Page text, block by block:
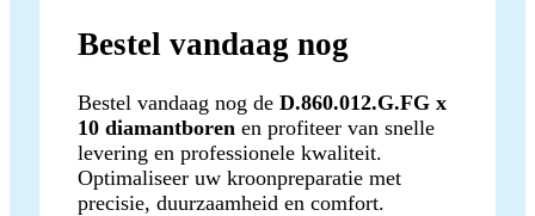
Bestel vandaag nog
Bestel vandaag nog de D.860.012.G.FG x
10 diamantboren en profiteer van snelle
levering en professionele kwaliteit.
Optimaliseer uw kroonpreparatie met
precisie, duurzaamheid en comfort.